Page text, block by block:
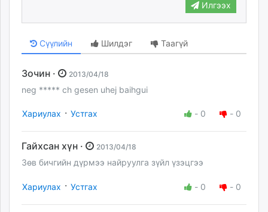
Илгээх
Сүүлийн Шилдэг Таагүй
Зочин · 2013/04/18
neg ***** ch gesen uhej baihgui
Хариулах · Устгах - 0 - 0
Гайхсан хүн · 2013/04/18
Зөв бичгийн дүрмээ найруулга зүйл үзэцгээ
Хариулах · Устгах - 0 - 0